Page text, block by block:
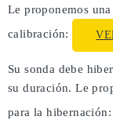
Le proponemos
calibración:
Su sonda debe
su duración. Le
para la hibernación: